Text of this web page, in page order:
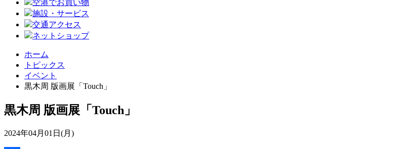
空港でお買い物
施設・サービス
交通アクセス
ネットショップ
ホーム
トピックス
イベント
黒木周 版画展「Touch」
黒木周 版画展「Touch」
2024年04月01日(月)